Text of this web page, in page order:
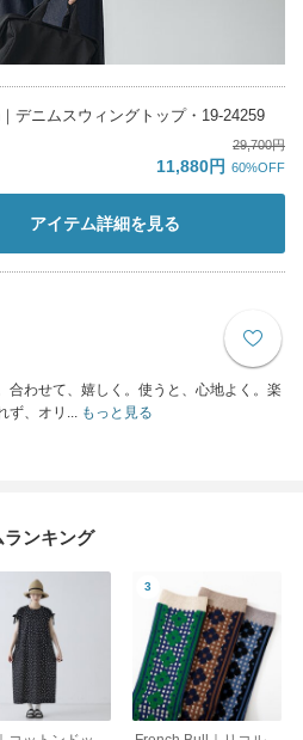
デニムスウィングトップ・19-24259
29,700円
11,880円 60%OFF
アイテム詳細を見る
合わせて、嬉しく。使うと、心地よく。楽
ず、オリ...もっと見る
ンキング